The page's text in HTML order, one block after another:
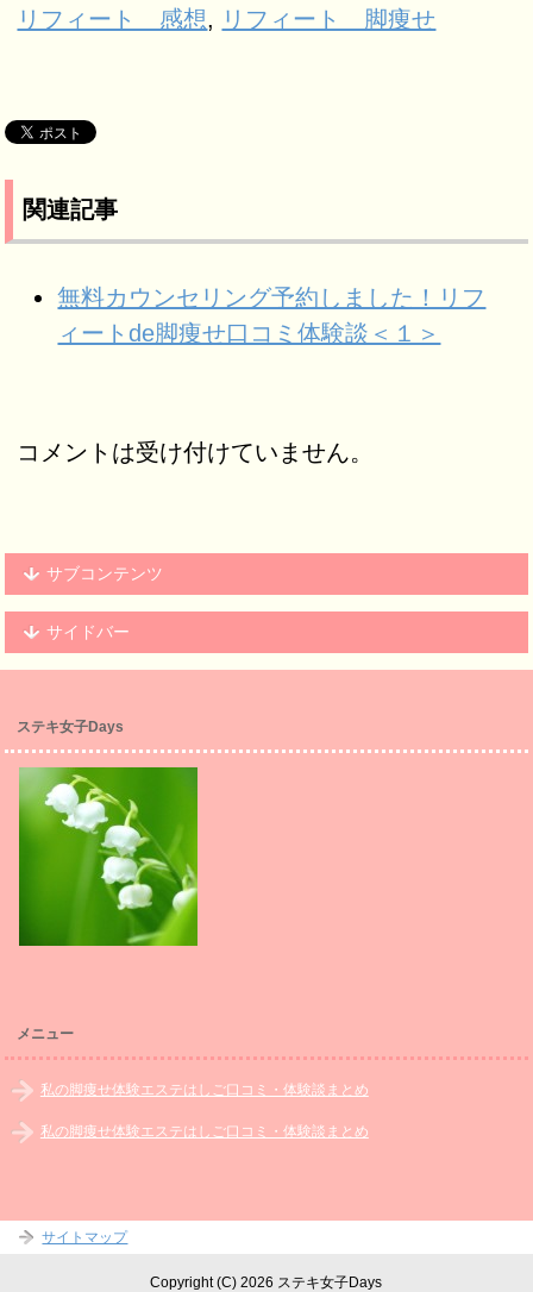
リフィート 感想, リフィート 脚痩せ
関連記事
無料カウンセリング予約しました！リフ
ィートde脚痩せ口コミ体験談＜１＞
コメントは受け付けていません。
サブコンテンツ
サイドバー
ステキ女子Days
メニュー
私の脚痩せ体験エステはしご口コミ・体験談まとめ
私の脚痩せ体験エステはしご口コミ・体験談まとめ
サイトマップ
Copyright (C) 2026 ステキ女子Days